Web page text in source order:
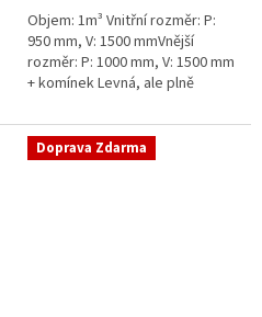
hvězdiček.
Objem: 1m³ Vnitřní rozměr: P:
950 mm, V: 1500 mmVnější
rozměr: P: 1000 mm, V: 1500 mm
+ komínek Levná, ale plně
určená k chatám, zahradám,
sklepům,...
Doprava Zdarma